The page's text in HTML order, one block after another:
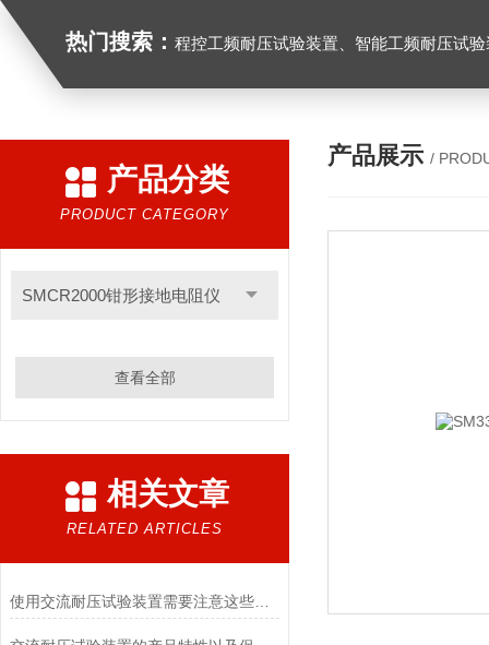
热门搜索： 程控工频耐压试验装置、智能工频耐压试验装置、工频耐压试验装置、工频耐压试验仪、工频耐压试验台、高压耐压试
产品分类
PRODUCT CATEGORY
SMCR2000钳形接地电阻仪
查看全部
相关文章
RELATED ARTICLES
使用交流耐压试验装置需要注意这些细节
产品展示 /